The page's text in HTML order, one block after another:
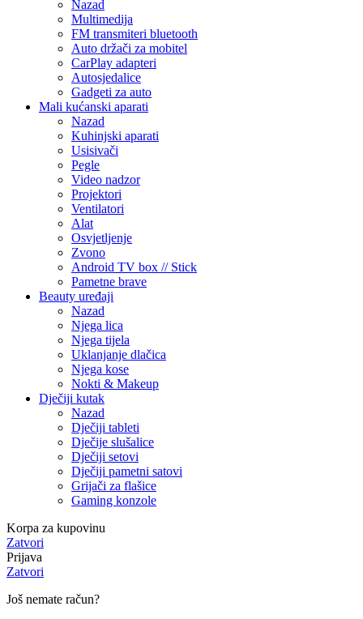
Nazad
Multimedija
FM transmiteri bluetooth
Auto držači za mobitel
CarPlay adapteri
Autosjedalice
Gadgeti za auto
Mali kućanski aparati
Nazad
Kuhinjski aparati
Usisivači
Pegle
Video nadzor
Projektori
Ventilatori
Alat
Osvjetljenje
Zvono
Android TV box // Stick
Pametne brave
Beauty uređaji
Nazad
Njega lica
Njega tijela
Uklanjanje dlačica
Njega kose
Nokti & Makeup
Dječiji kutak
Nazad
Dječiji tableti
Dječije slušalice
Dječiji setovi
Dječiji pametni satovi
Grijači za flašice
Gaming konzole
Korpa za kupovinu
Zatvori
Prijava
Zatvori
Još nemate račun?